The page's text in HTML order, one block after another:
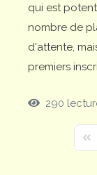
qui est
nombre de
d'attente,
premiers
290